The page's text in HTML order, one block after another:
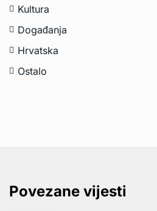
Kultura
Događanja
Hrvatska
Ostalo
Povezane vijesti